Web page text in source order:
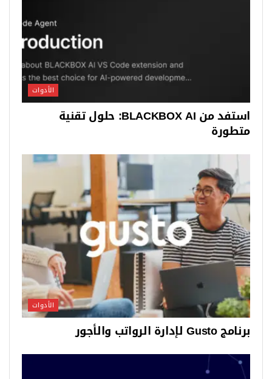
الأدوات
استفد من BLACKBOX AI: حلول تقنية
متطورة
الأدوات
برنامج Gusto لإدارة الرواتب والأجور